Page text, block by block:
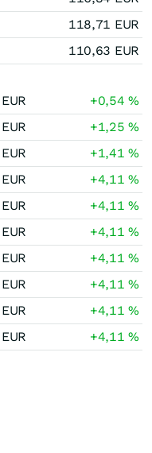
118,71 EUR
110,63 EUR
EUR +0,54%
EUR +1,25%
EUR +1,41%
EUR +4,11%
EUR +4,11%
EUR +4,11%
EUR +4,11%
EUR +4,11%
EUR +4,11%
EUR +4,11%